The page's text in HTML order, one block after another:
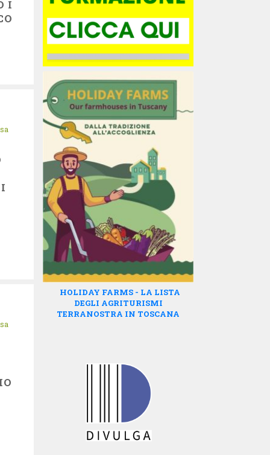
I
HOLIDAY FARMS - LA LISTA
DEGLI AGRITURISMI
TERRANOSTRA IN TOSCANA